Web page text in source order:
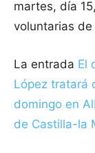
martes, día
voluntarias de
La entrada El
López tratará
domingo en
de Castilla-la